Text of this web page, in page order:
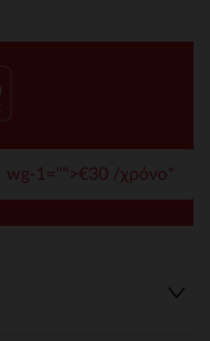
wg-1="">€30 /χρόνο*